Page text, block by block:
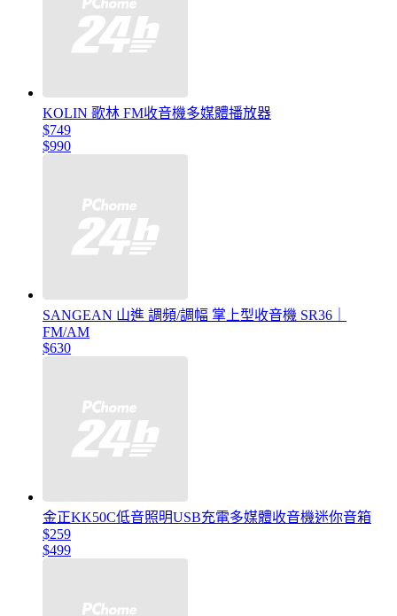
KOLIN 歌林 FM收音機多媒體播放器
$749
$990
SANGEAN 山進 調頻/調幅 掌上型收音機 SR36｜
FM/AM
$630
金正KK50C低音照明USB充電多媒體收音機迷你音箱
$259
$499